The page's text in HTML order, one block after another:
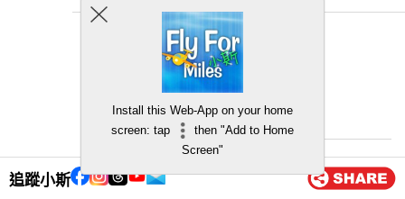
追蹤小斯
Sam
27 12 月, 2019
Install this Web-App on your home
screen: tap
then "Add to Home
Screen"